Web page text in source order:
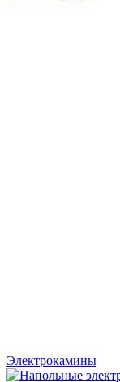
Электрокамины